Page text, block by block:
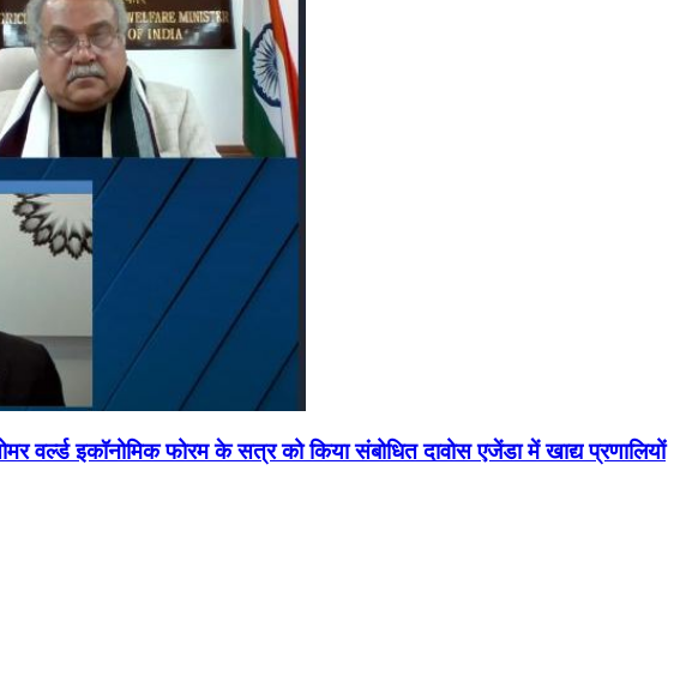
वर्ल्ड इकॉनोमिक फोरम के सत्र को किया संबोधित दावोस एजेंडा में खाद्य प्रणालियों